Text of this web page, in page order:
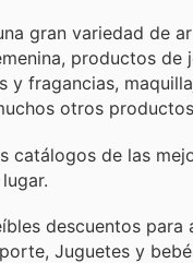
gran variedad de
productos de
y fragancias,
otros
catálogos de las
descuentos para
Juguetes y